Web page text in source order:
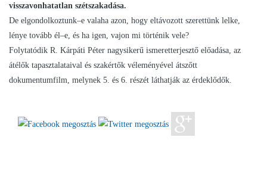
visszavonhatatlan szétszakadása.
De elgondolkoztunk–e valaha azon, hogy eltávozott szerettünk lelke,
lénye tovább él–e, és ha igen, vajon mi történik vele?
Folytatódik R. Kárpáti Péter nagysikerű ismeretterjesztő előadása, az
átélők tapasztalataival és szakértők véleményével átszőtt
dokumentumfilm, melynek 5. és 6. részét láthatják az érdeklődők.